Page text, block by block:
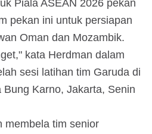
Piala ASEAN 2026 pekan
pekan ini untuk persiapan
Oman dan Mozambik.
kata Herdman dalam
sesi latihan tim Garuda di
Karno, Jakarta, Senin
membela tim senior